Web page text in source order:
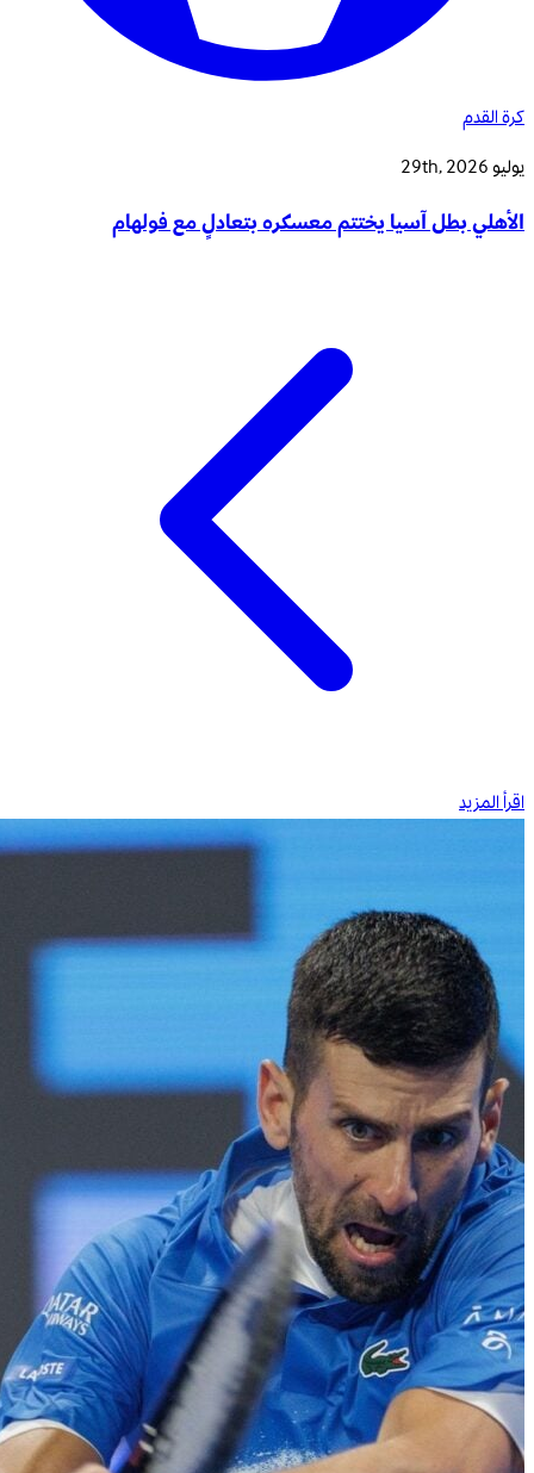
كرة القدم
يوليو 29th, 2026
الأهلي بطل آسيا يختتم معسكره بتعادلٍ مع فولهام
اقرأ المزيد